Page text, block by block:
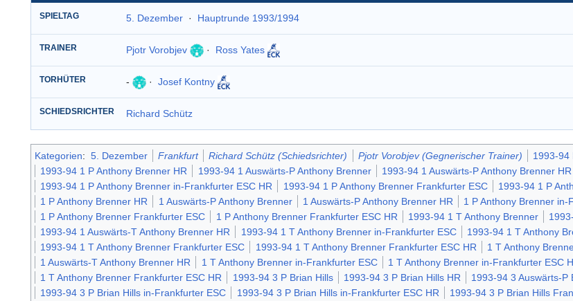
SPIELTAG 5. Dezember · Hauptrunde 1993/1994
TRAINER Pjotr Vorobjev · Ross Yates
TORHÜTER - · Josef Kontny
SCHIEDSRICHTER Richard Schütz
Kategorien: 5. Dezember Frankfurt Richard Schütz (Schiedsrichter) Pjotr Vorobjev (Gegnerischer Trainer) 1993-94
1993-94 1 P Anthony Brenner HR
1993-94 1 Auswärts-P Anthony Brenner 1993-94 1 Auswärts-P Anthony Brenner HR
1993-94 1 P Anthony Brenner in-Frankfurter ESC HR
1993-94 1 P Anthony Brenner Frankfurter ESC 1993-94 1 P
1 P Anthony Brenner HR
1 Auswärts-P Anthony Brenner 1 Auswärts-P Anthony Brenner HR 1 P Anthony Brenner in-
1 P Anthony Brenner Frankfurter ESC
1 P Anthony Brenner Frankfurter ESC HR 1993-94 1 T Anthony Brenner
1993-94 1 Auswärts-T Anthony Brenner HR
1993-94 1 T Anthony Brenner in-Frankfurter ESC
1993-94 1 T Anthony
1993-94 1 T Anthony Brenner Frankfurter ESC
1993-94 1 T Anthony Brenner Frankfurter ESC HR 1 T Anthony
1 Auswärts-T Anthony Brenner HR
1 T Anthony Brenner in-Frankfurter ESC 1 T Anthony Brenner in-Frankfurter ESC
1 T Anthony Brenner Frankfurter ESC HR
1993-94 3 P Brian Hills 1993-94 3 P Brian Hills HR 1993-94 3 Auswärts-P
1993-94 3 P Brian Hills in-Frankfurter ESC
1993-94 3 P Brian Hills in-Frankfurter ESC HR 1993-94 3 P Brian Hills